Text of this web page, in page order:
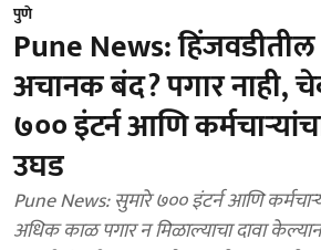
पुणे
Pune News:
अचानक बंद? पगार नाही,
७०० इंटर्न आणि
उघड
Pune News: सुमारे ७०० इंटर्न आणि
अधिक काळ पगार न मिळाल्याचा दावा